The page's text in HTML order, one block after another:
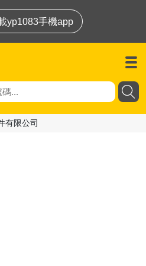
yp1083手機app
有限公司